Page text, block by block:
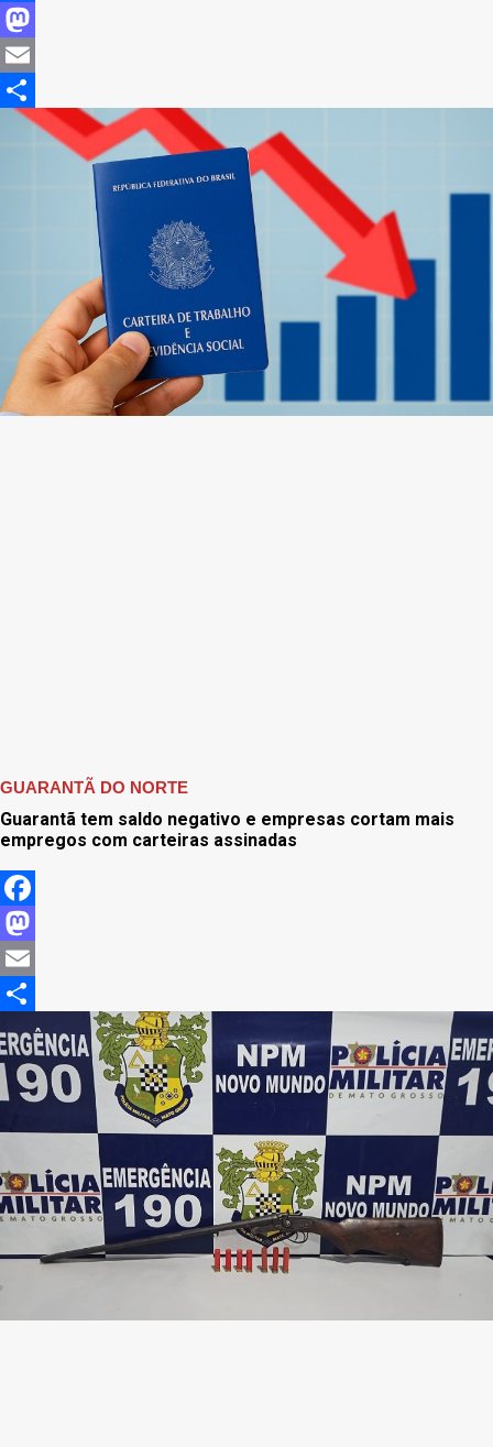
Facebook
Mastodon
Email
Share
GUARANTÃ DO NORTE
Guarantã tem saldo negativo e empresas cortam mais
empregos com carteiras assinadas
Facebook
Mastodon
Email
Share